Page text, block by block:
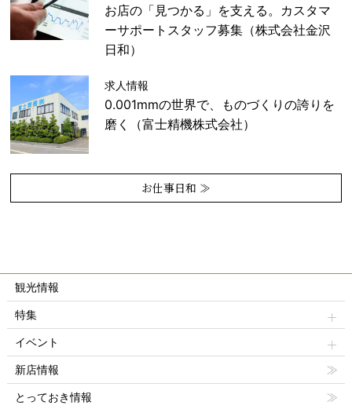
お店の「見つかる」を支える。カスタマ
ーサポートスタッフ募集（株式会社金沢
日和）
求人情報
0.001mmの世界で、ものづくりの誇りを
磨く（富士精機株式会社）
お仕事日和 ≫
観光情報
特集
イベント
新店情報
とっておき情報